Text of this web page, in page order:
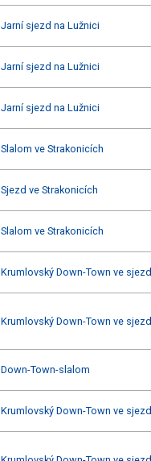
Jarní sjezd na Lužnici
Jarní sjezd na Lužnici
Jarní sjezd na Lužnici
Slalom ve Strakonicích
Sjezd ve Strakonicích
Slalom ve Strakonicích
Krumlovský Down-Town ve
Krumlovský Down-Town ve
Down-Town-slalom
Krumlovský Down-Town ve